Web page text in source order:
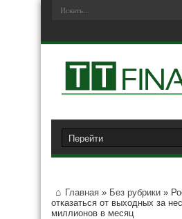
Главная » Без рубрики »
отказаться от выходных за
миллионов в месяц